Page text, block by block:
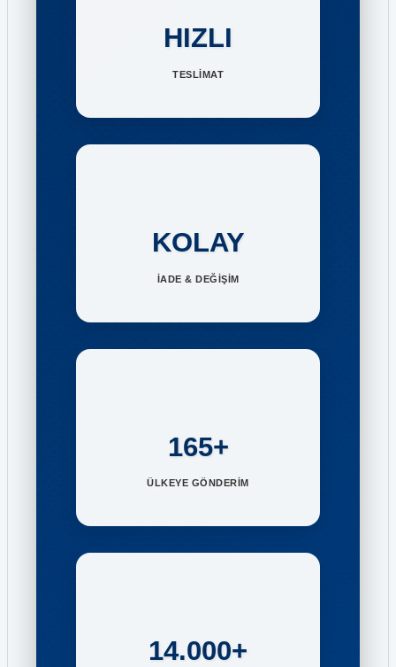
HIZLI
TESLİMAT
KOLAY
İADE & DEĞİŞİM
165+
ÜLKEYE GÖNDERİM
14.000+